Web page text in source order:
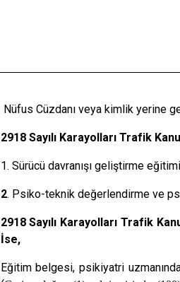
Nüfus Cüzdanı veya kimlik yerine
2918 Sayılı Karayolları Trafik
1. Sürücü davranışı geliştirme
2. Psiko-teknik değerlendirme ve
2918 Sayılı Karayolları Trafik
İse,
Eğitim belgesi, psikiyatri